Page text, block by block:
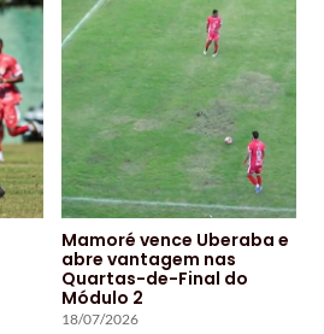
Mamoré vence Uberaba e
abre vantagem nas
Quartas-de-Final do
Módulo 2
18/07/2026